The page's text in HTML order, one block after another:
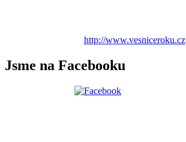
http://www.vesniceroku.cz
Jsme na Facebooku